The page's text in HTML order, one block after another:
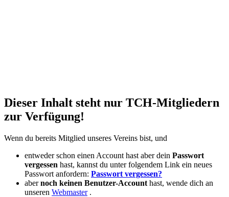
Dieser Inhalt steht nur TCH-Mitgliedern
zur Verfügung!
Wenn du bereits Mitglied unseres Vereins bist, und
entweder schon einen Account hast aber dein Passwort
vergessen hast, kannst du unter folgendem Link ein neues
Passwort anfordern: Passwort vergessen?
abernoch keinen Benutzer-Account hast, wende dich an
unseren Webmaster.